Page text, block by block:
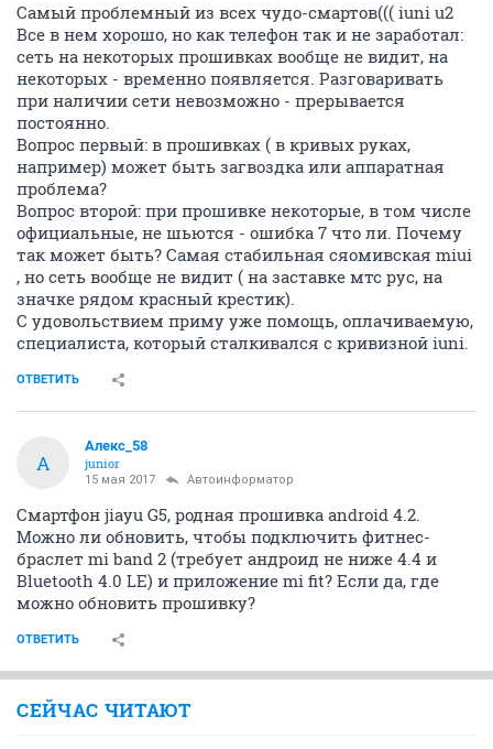
Самый проблемный из всех чудо-смартов((( iuni u2
Все в нем хорошо, но как телефон так и не заработал:
сеть на некоторых прошивках вообще не видит, на
некоторых - временно появляется. Разговаривать
при наличии сети невозможно - прерывается
постоянно.
Вопрос первый: в прошивках ( в кривых руках,
например) может быть загвоздка или аппаратная
проблема?
Вопрос второй: при прошивке некоторые, в том числе
официальные, не шьются - ошибка 7 что ли. Почему
так может быть? Самая стабильная сяомивская miui
, но сеть вообще не видит ( на заставке мтс рус, на
значке рядом красный крестик).
С удовольствием приму уже помощь, оплачиваемую,
специалиста, который сталкивался с кривизной iuni.
ОТВЕТИТЬ
А
Алекс_58
junior
15 мая 2017 Автоинформатор
Смартфон jiayu G5, родная прошивка android 4.2.
Можно ли обновить, чтобы подключить фитнес-
браслет mi band 2 (требует андроид не ниже 4.4 и
Bluetooth 4.0 LE) и приложение mi fit? Если да, где
можно обновить прошивку?
ОТВЕТИТЬ
СЕЙЧАС ЧИТАЮТ